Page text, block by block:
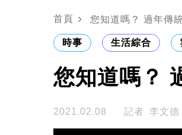
首頁 您知道嗎？ 過年傳
時事 生活綜合
您知道嗎？
2021.02.08 記者 李文德